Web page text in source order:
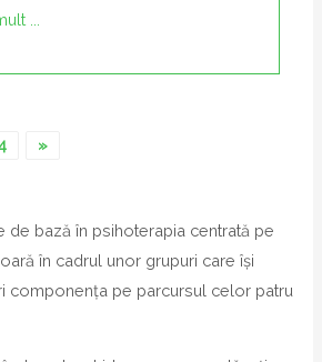
...
»
de bază în psihoterapia centrată pe
în cadrul unor grupuri care își
componența pe parcursul celor patru